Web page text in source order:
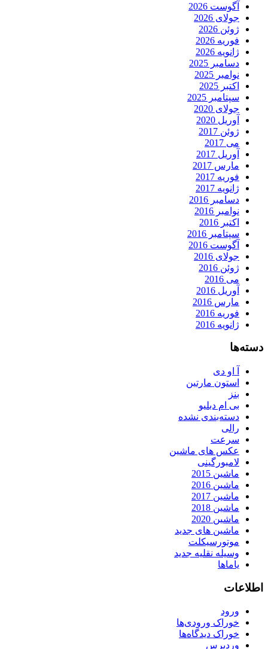
آگوست 2026
جولای 2026
ژوئن 2026
فوریه 2026
ژانویه 2026
دسامبر 2025
نوامبر 2025
اکتبر 2025
سپتامبر 2025
جولای 2020
آوریل 2020
ژوئن 2017
می 2017
آوریل 2017
مارس 2017
فوریه 2017
ژانویه 2017
دسامبر 2016
نوامبر 2016
اکتبر 2016
سپتامبر 2016
آگوست 2016
جولای 2016
ژوئن 2016
می 2016
آوریل 2016
مارس 2016
فوریه 2016
ژانویه 2016
دسته‌ها
آ او دی
استون مارتین
بنز
بی ام دبلیو
دسته‌بندی نشده
رالی
سرعت
عکس های ماشین
لامبورگینی
ماشین 2015
ماشین 2016
ماشین 2017
ماشین 2018
ماشین 2020
ماشین های جدید
موتورسیکلت
وسیله نقلیه جدید
یاماها
اطلاعات
ورود
خوراک ورودی‌ها
خوراک دیدگاه‌ها
وردپرس